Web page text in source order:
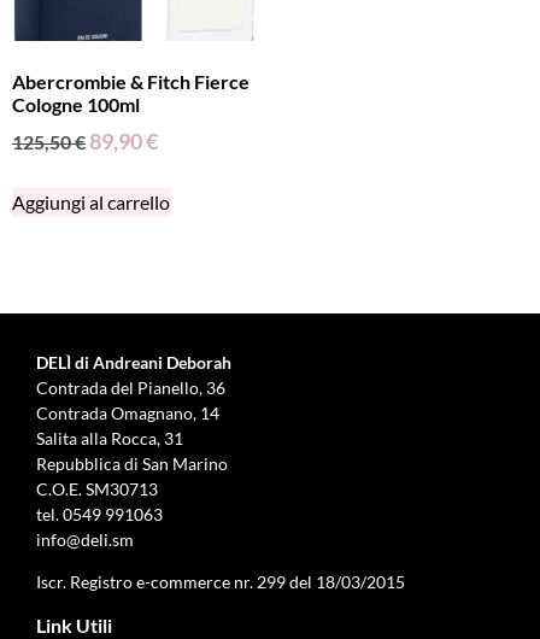
Abercrombie & Fitch Fierce
Cologne 100ml
125,50€ 89,90€
Aggiungi al carrello
DELÌ di Andreani Deborah
Contrada del Pianello, 36
Contrada Omagnano, 14
Salita alla Rocca, 31
Repubblica di San Marino
C.O.E. SM30713
tel.0549 991063
info@deli.sm
Iscr. Registro e-commerce nr. 299 del 18/03/2015
Link Utili